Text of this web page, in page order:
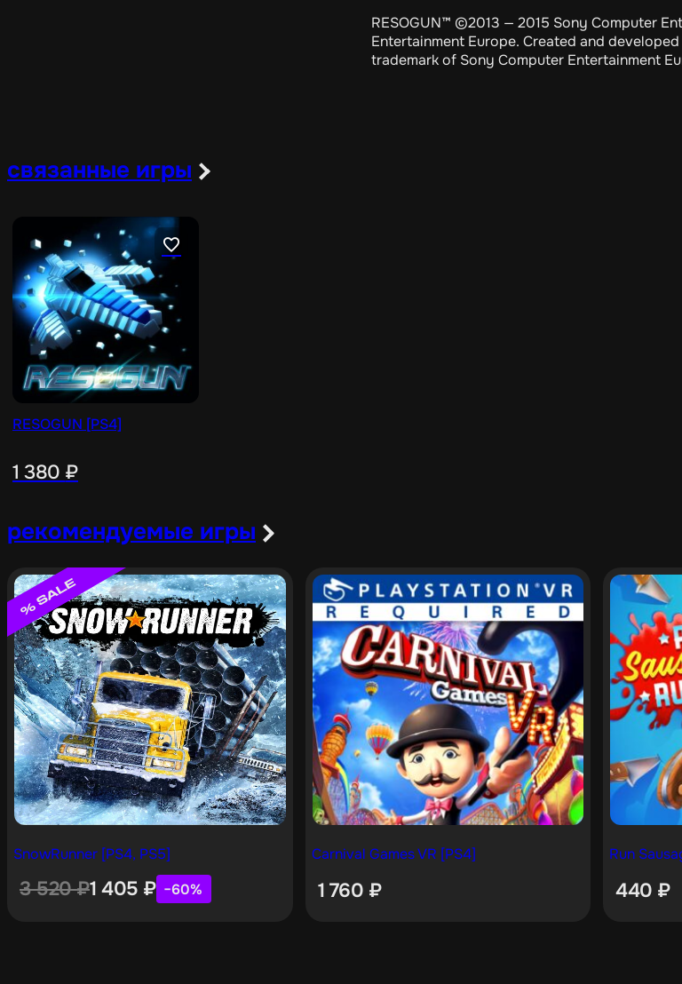
RESOGUN™ ©2013 — 2015 Sony Computer
Entertainment Europe. Created and
trademark of Sony Computer Entertainment
связанные игры
RESOGUN [PS4]
1 380 ₽
рекомендуемые игры
SnowRunner [PS4, PS5]
3 520₽1 405 ₽ −60%
Carnival Games VR [PS4]
1 760 ₽
Run
440 ₽